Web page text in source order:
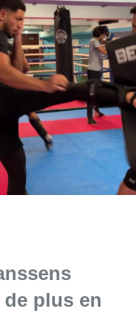
de plus en